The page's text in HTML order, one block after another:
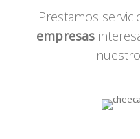
Prestamos
empresas